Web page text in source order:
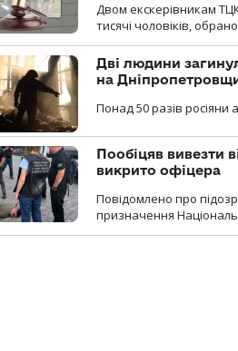
Двом екскерівникам
тисячі чоловіків,
Дві людини
на
Понад 50 разів росіяни
Пообіцяв вивезти
викрито офіцера
Повідомлено про
призначення